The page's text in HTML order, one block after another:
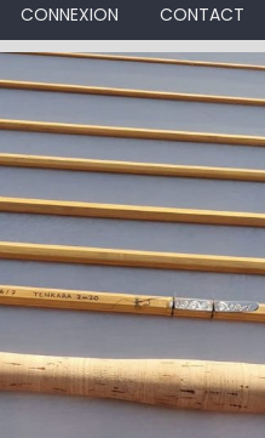
CONNEXION CONTACT